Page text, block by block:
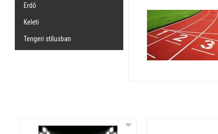
Erdő
Keleti
Tengeri stílusban
❤